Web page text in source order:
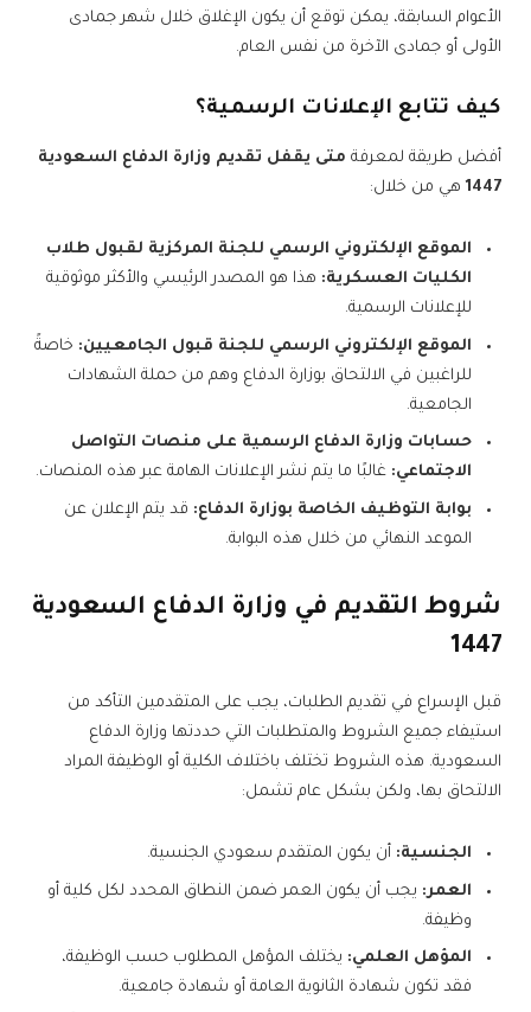
الأعوام السابقة، يمكن توقع أن يكون الإغلاق خلال شهر جمادى
الأولى أو جمادى الآخرة من نفس العام.
كيف تتابع الإعلانات الرسمية؟
أفضل طريقة لمعرفة متى يقفل تقديم وزارة الدفاع السعودية
1447 هي من خلال:
الموقع الإلكتروني الرسمي للجنة المركزية لقبول طلاب
الكليات العسكرية: هذا هو المصدر الرئيسي والأكثر موثوقية
للإعلانات الرسمية.
الموقع الإلكتروني الرسمي للجنة قبول الجامعيين: خاصةً
للراغبين في الالتحاق بوزارة الدفاع وهم من حملة الشهادات
الجامعية.
حسابات وزارة الدفاع الرسمية على منصات التواصل
الاجتماعي: غالبًا ما يتم نشر الإعلانات الهامة عبر هذه المنصات.
بوابة التوظيف الخاصة بوزارة الدفاع: قد يتم الإعلان عن
الموعد النهائي من خلال هذه البوابة.
شروط التقديم في وزارة الدفاع السعودية
1447
قبل الإسراع في تقديم الطلبات، يجب على المتقدمين التأكد من
استيفاء جميع الشروط والمتطلبات التي حددتها وزارة الدفاع
السعودية. هذه الشروط تختلف باختلاف الكلية أو الوظيفة المراد
الالتحاق بها، ولكن بشكل عام تشمل:
الجنسية: أن يكون المتقدم سعودي الجنسية.
العمر: يجب أن يكون العمر ضمن النطاق المحدد لكل كلية أو
وظيفة.
المؤهل العلمي: يختلف المؤهل المطلوب حسب الوظيفة،
فقد تكون شهادة الثانوية العامة أو شهادة جامعية.